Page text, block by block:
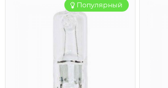
Популярный